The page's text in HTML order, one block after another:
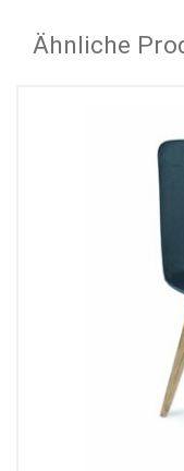
Ähnliche